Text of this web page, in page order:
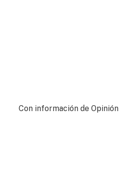
Con información de Opinión